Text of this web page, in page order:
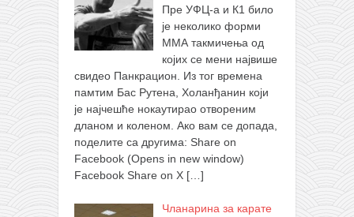
Пре УФЦ-а и К1 било
је неколико форми
ММА такмичења од
којих се мени највише
свидео Панкрацион. Из тог времена
памтим Бас Рутена, Холанђанин који
је најчешће нокаутирао отвореним
дланом и коленом. Ако вам се допада,
поделите са другима: Share on
Facebook (Opens in new window)
Facebook Share on X […]
Чланарина за карате